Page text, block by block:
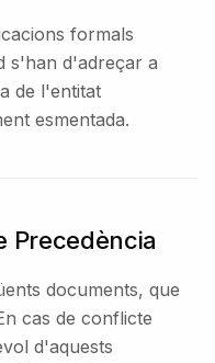
formals
s'han d'adreçar a
de l'entitat
esmentada.
Precedència
documents, que
cas de conflicte
d'aquests